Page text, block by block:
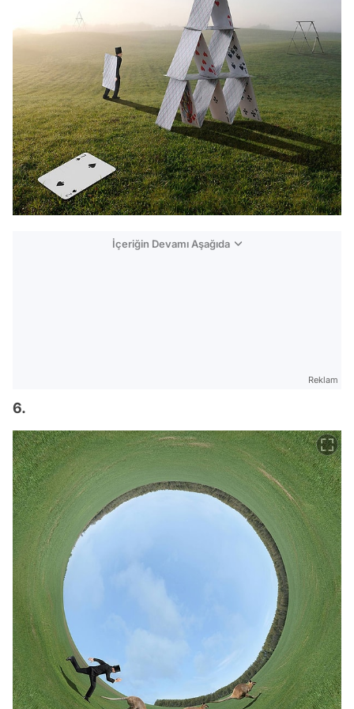
İçeriğin Devamı Aşağıda
Reklam
6.